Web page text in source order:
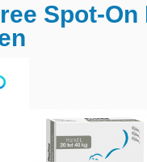
Spot-On